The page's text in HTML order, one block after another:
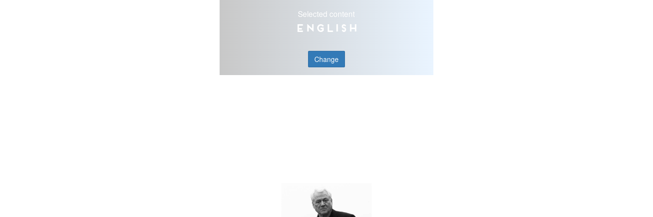
Selected content
English
Change